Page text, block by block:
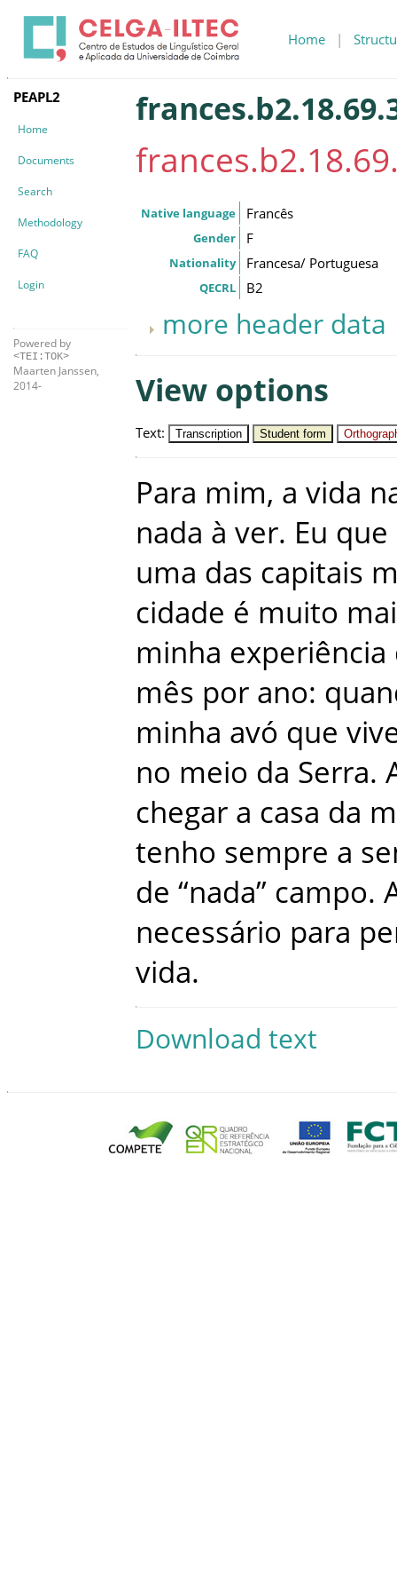
Home |
PEAPL2
Home
Documents
Search
Methodology
FAQ
Login
Powered by
<TEI:TOK>
Maarten Janssen,
2014-
Native language Francês
Gender F
Nationality Francesa/ Portuguesa
QECRL B2
more header data
View options
Text: Transcription Student form
Para mim, a vida
nada à ver. Eu que
uma das capitais
cidade é muito
minha experiência
mês por ano:
minha avó que
no meio da Serra.
chegar a casa da
tenho sempre a
de “nada” campo.
necessário para
vida.
Download text